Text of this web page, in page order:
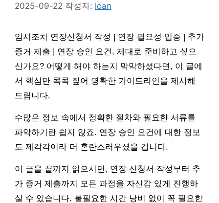
2025-09-22 작성자: loan
임시조치 연장신청서 작성 | 연장 필요성 입증 | 추가
증거 제출 | 연장 승인 요건, 제대로 준비하고 싶으
신가요? 어떻게 해야 하는지 막막하셨다면, 이 글에
서 핵심만 콕콕 짚어 명확한 가이드라인을 제시해
드립니다.
수많은 정보 속에서 정확한 절차와 필요한 서류를
파악하기란 쉽지 않죠. 연장 승인 요건에 대한 정보
도 제각각이라 더 혼란스러우셨을 겁니다.
이 글을 끝까지 읽으시면, 연장 신청서 작성부터 추
가 증거 제출까지 모든 과정을 자신감 있게 진행하
실 수 있습니다. 불필요한 시간 낭비 없이 꼭 필요한